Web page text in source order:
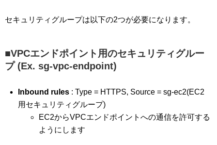
セキュリティグループは以下の2つが必要になります。
■VPCエンドポイント用のセキュリティグルー
プ (Ex. sg-vpc-endpoint)
Inbound rules : Type = HTTPS, Source = sg-ec2(EC2
用セキュリティグループ)
EC2からVPCエンドポイントへの通信を許可する
ようにします